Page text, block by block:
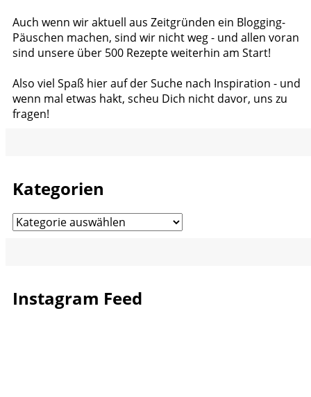
Auch wenn wir aktuell aus Zeitgründen ein Blogging-
Päuschen machen, sind wir nicht weg - und allen voran
sind unsere über 500 Rezepte weiterhin am Start!
Also viel Spaß hier auf der Suche nach Inspiration - und
wenn mal etwas hakt, scheu Dich nicht davor, uns zu
fragen!
Kategorien
Kategorien
Instagram Feed